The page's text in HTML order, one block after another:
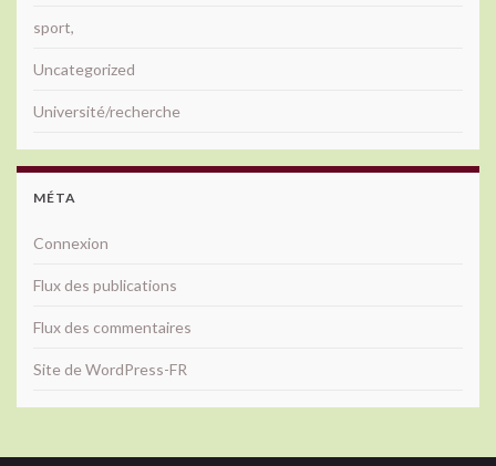
sport,
Uncategorized
Université/recherche
MÉTA
Connexion
Flux des publications
Flux des commentaires
Site de WordPress-FR